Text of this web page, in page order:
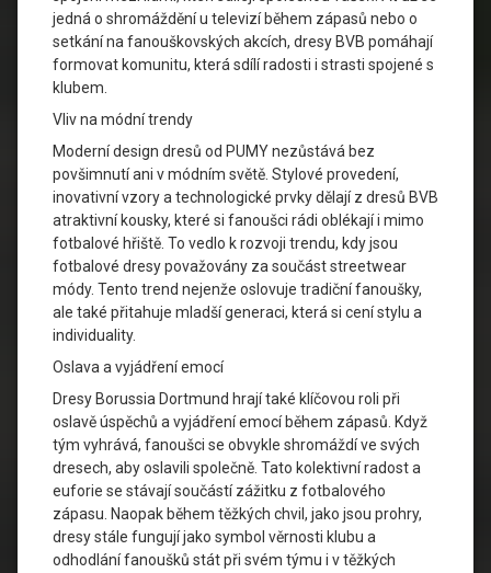
jedná o shromáždění u televizí během zápasů nebo o
setkání na fanouškovských akcích, dresy BVB pomáhají
formovat komunitu, která sdílí radosti i strasti spojené s
klubem.
Vliv na módní trendy
Moderní design dresů od PUMY nezůstává bez
povšimnutí ani v módním světě. Stylové provedení,
inovativní vzory a technologické prvky dělají z dresů BVB
atraktivní kousky, které si fanoušci rádi oblékají i mimo
fotbalové hřiště. To vedlo k rozvoji trendu, kdy jsou
fotbalové dresy považovány za součást streetwear
módy. Tento trend nejenže oslovuje tradiční fanoušky,
ale také přitahuje mladší generaci, která si cení stylu a
individuality.
Oslava a vyjádření emocí
Dresy Borussia Dortmund hrají také klíčovou roli při
oslavě úspěchů a vyjádření emocí během zápasů. Když
tým vyhrává, fanoušci se obvykle shromáždí ve svých
dresech, aby oslavili společně. Tato kolektivní radost a
euforie se stávají součástí zážitku z fotbalového
zápasu. Naopak během těžkých chvil, jako jsou prohry,
dresy stále fungují jako symbol věrnosti klubu a
odhodlání fanoušků stát při svém týmu i v těžkých